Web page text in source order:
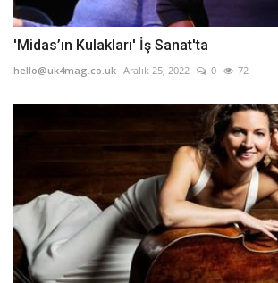
'Midas’ın Kulakları' İş Sanat'ta
hello@uk4mag.co.uk Aralık 25, 2022 0 72